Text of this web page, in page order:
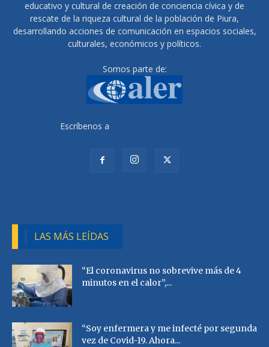
educativo y cultural de creación de conciencia cívica y de
rescate de la riqueza cultural de la población de Piura,
desarrollando acciones de comunicación en espacios sociales,
culturales, económicos y políticos.
Somos parte de:
Escríbenos a
LAS MÁS LEÍDAS
“El coronavirus no sobrevive más de 4
minutos en el calor”,...
“Soy enfermera y me infecté por segunda
vez de Covid-19. Ahora...